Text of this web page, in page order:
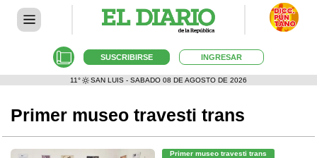
SUSCRIBIRSE INGRESAR
11° SAN LUIS - SABADO 08 DE AGOSTO DE 2026
Primer museo travesti trans
Primer museo travesti trans